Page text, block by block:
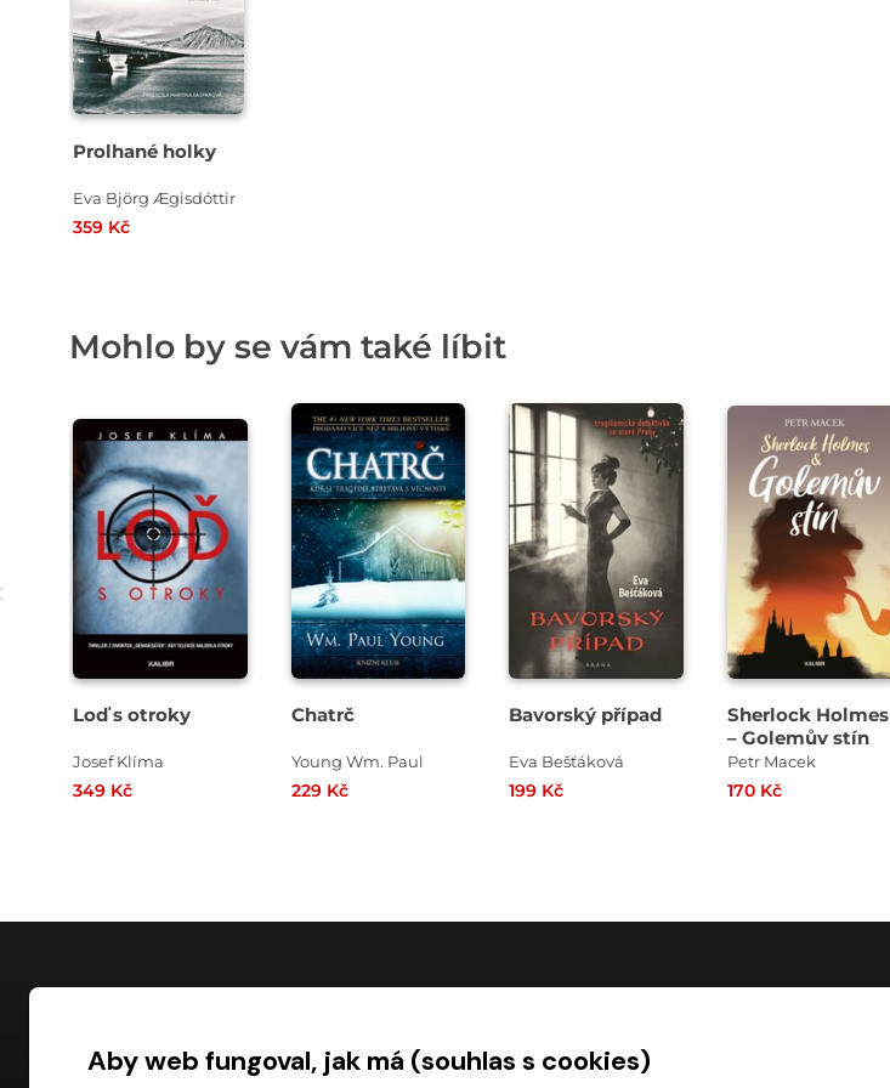
Prolhané holky
Eva Björg Ægisdóttir
359 Kč
Mohlo by se vám také líbit
Loď s otroky
Josef Klíma
349 Kč
Chatrč
Young Wm. Paul
229 Kč
Bavorský případ
Eva Bešťáková
199 Kč
Sherlock Holmes
– Golemův stín
Petr Macek
170 Kč
Časté dotazy
Aby web fungoval, jak má (souhlas s cookies)